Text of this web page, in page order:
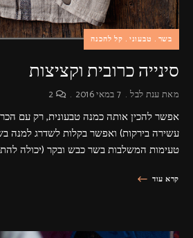
בשר טבעוני קל להכנה
סינייה כרובית וקציצות
מאתענת לבל 7 במאי 2016
אפשר להכין אותה כמנה טבעונית, רק עם
עשירה בירקות) ואפשר בקלות לשדרג למנה
טעימות המשלבות בשר כבש ובקר (יכולה
קרא עוד